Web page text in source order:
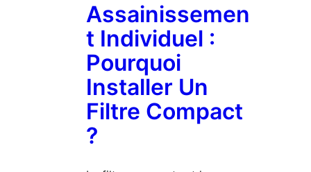
Assainissemen
T Individuel :
Pourquoi
Installer Un
Filtre Compact
?